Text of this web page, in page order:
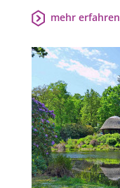
mehr erfahren